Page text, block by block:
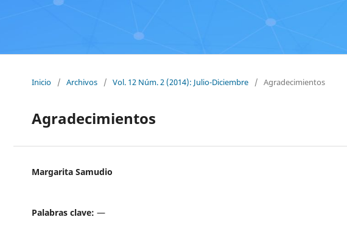
Inicio / Archivos / Vol. 12 Núm. 2 (2014): Julio-Diciembre / Agradecimientos
Agradecimientos
Margarita Samudio
Palabras clave: —